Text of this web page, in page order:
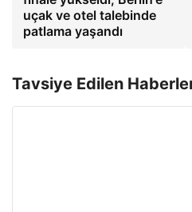
uçak ve otel talebinde
patlama yaşandı
Tavsiye Edilen